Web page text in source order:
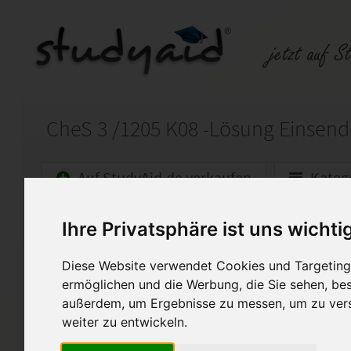
Ihre Privatsphäre ist uns
Diese Website verwendet Cookies und
ermöglichen und die Werbung, die Sie sehen,
außerdem, um Ergebnisse zu messen, um zu
weiter zu entwickeln.
Auf StudyAid.de verkaufen
Startseite Abitur und Hochschule
Lösung zum Studienheft: Allgemeine Chemie -
Lösung für das Studienheft:
1,3.
Um folgende Aufgaben